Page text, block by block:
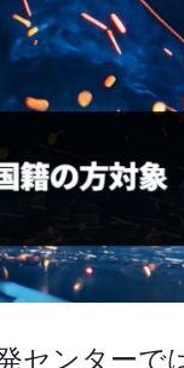
センターで